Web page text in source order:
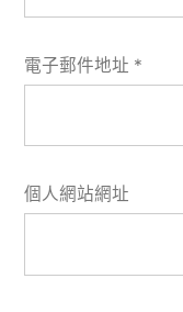
電子郵件地址 *
個人網站網址